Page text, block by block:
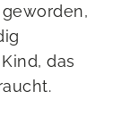
das